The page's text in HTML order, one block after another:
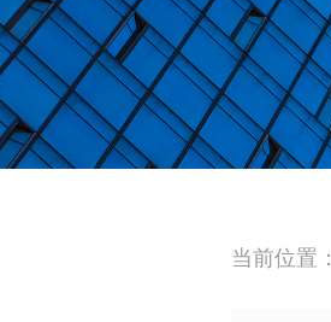
当前位置：